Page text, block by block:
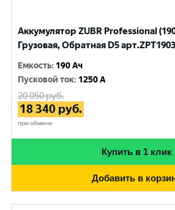
Аккумулятор ZUBR Professional
Грузовая, Обратная D5
Емкость: 190 Ач
Пусковой ток: 1250 A
20 050руб.
18 340 руб.
при обмене
Купить в 1 клик
Добавить в